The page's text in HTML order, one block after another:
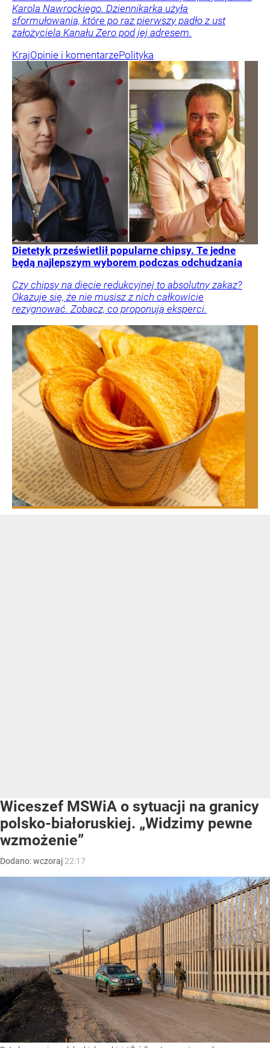
Karola Nawrockiego. Dziennikarka użyła
sformułowania, które po raz pierwszy padło z ust
założyciela Kanału Zero pod jej adresem.
KrajOpinie i komentarzePolityka
Dietetyk prześwietlił popularne chipsy. Te jedne
będą najlepszym wyborem podczas odchudzania
Czy chipsy na diecie redukcyjnej to absolutny zakaz?
Okazuje się, że nie musisz z nich całkowicie
rezygnować. Zobacz, co proponują eksperci.
Wiceszef MSWiA o sytuacji na granicy
polsko-białoruskiej. „Widzimy pewne
wzmożenie”
Dodano:wczoraj 22:17